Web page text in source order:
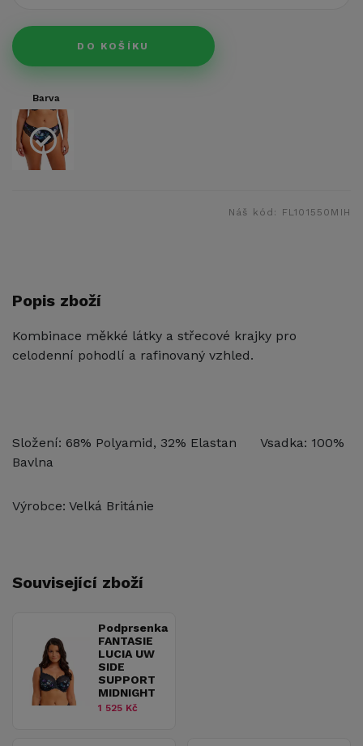
DO KOŠÍKU
Barva
Náš kód: FL101550MIH
Popis zboží
Kombinace měkké látky a střecové krajky pro
celodenní pohodlí a rafinovaný vzhled.
Složení: 68% Polyamid, 32% Elastan Vsadka: 100%
Bavlna
Výrobce: Velká Británie
Související zboží
Podprsenka
FANTASIE
LUCIA UW
SIDE
SUPPORT
MIDNIGHT
1 525 Kč